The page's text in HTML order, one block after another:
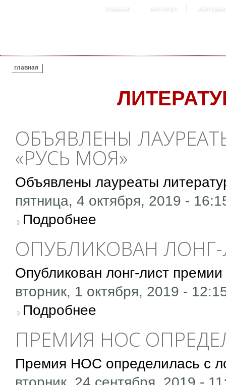
главная институт
ВЫ ЗДЕСЬ
главная
ОБЪЯВЛЕНЫ
«РУСЬ МОЯ»
Объявлены лауреаты
пятница, 4 октября, 2019 -
Подробнее
ОПУБЛИКОВАН
Опубликован лонг-лист
вторник, 1 октября, 2019 -
Подробнее
ПРЕМИЯ НОС
Премия НОС определилась с